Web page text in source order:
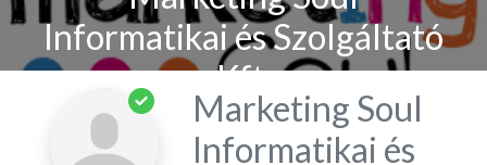
Informatikai és Szolgáltató
Kft.
Marketing Soul
Informatikai és